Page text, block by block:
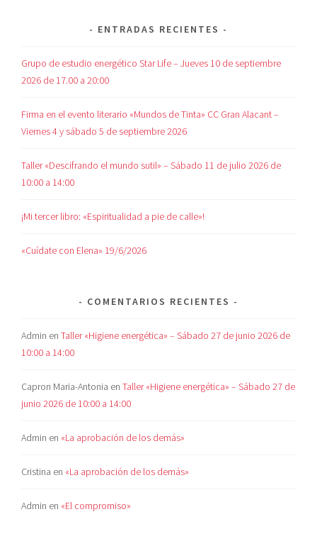
ENTRADAS RECIENTES
Grupo de estudio energético Star Life – Jueves 10 de septiembre
2026 de 17.00 a 20:00
Firma en el evento literario «Mundos de Tinta» CC Gran Alacant –
Viernes 4 y sábado 5 de septiembre 2026
Taller «Descifrando el mundo sutil» – Sábado 11 de julio 2026 de
10:00 a 14:00
¡Mi tercer libro: «Espiritualidad a pie de calle»!
«Cuídate con Elena» 19/6/2026
COMENTARIOS RECIENTES
Admin enTaller «Higiene energética» – Sábado 27 de junio 2026 de
10:00 a 14:00
Capron Maria-Antonia enTaller «Higiene energética» – Sábado 27 de
junio 2026 de 10:00 a 14:00
Admin en «La aprobación de los demás»
Cristina en «La aprobación de los demás»
Admin en «El compromiso»